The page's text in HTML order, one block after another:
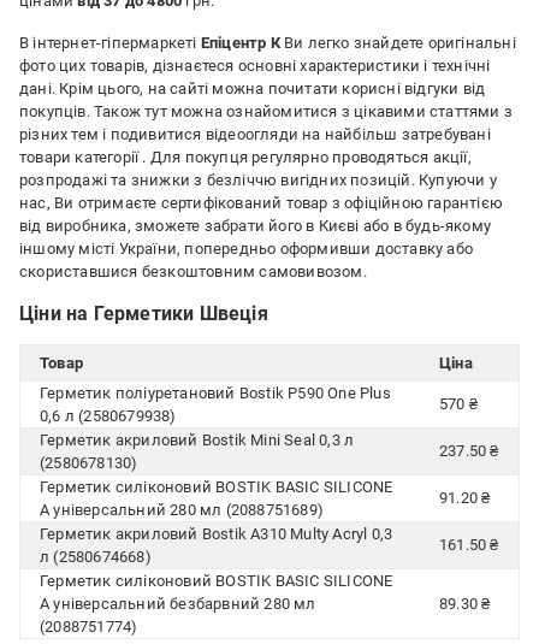
В інтернет-гіпермаркеті Епіцентр КВи легко знайдете оригінальні
фото цих товарів, дізнаєтеся основні характеристики і технічні
дані. Крім цього, на сайті можна почитати корисні відгуки від
покупців. Також тут можна ознайомитися з цікавими статтями з
різних тем і подивитися відеоогляди на найбільш затребувані
товари категорії . Для покупця регулярно проводяться акції,
розпродажі та знижки з безліччю вигідних позицій. Купуючи у
нас, Ви отримаєте сертифікований товар з офіційною гарантією
від виробника, зможете забрати його в Києві або в будь-якому
іншому місті України, попередньо оформивши доставку або
скориставшися безкоштовним самовивозом.
Ціни на Герметики Швеція
Товар
Ціна
Герметик поліуретановий Bostik P590 One Plus
0,6 л (2580679938)
570 ₴
Герметик акриловий Bostik Mini Seal 0,3 л
(2580678130)
237.50 ₴
Герметик силіконовий BOSTIK BASIC SILICONE
A універсальний 280 мл (2088751689)
91.20 ₴
Герметик акриловий Bostik A310 Multy Acryl 0,3
л (2580674668)
161.50 ₴
Герметик силіконовий BOSTIK BASIC SILICONE
A універсальний безбарвний 280 мл
(2088751774)
89.30 ₴